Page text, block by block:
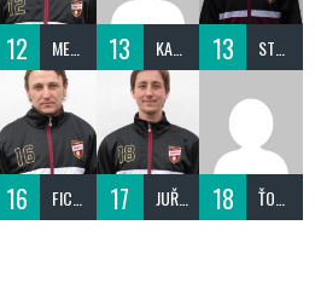
12 MELICHER ONDREJ 13 KAŇOVSKÝ JAKUB 13 STOKLÁSEK DAVID
16 FICEK PETR 17 JUŘÍK JAKUB 18 ŤOK MARTIN